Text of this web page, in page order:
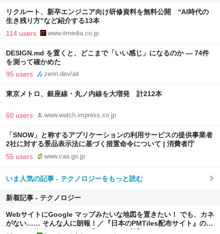
リクルート、新卒エンジニア向け研修資料を無料公開 “AI時代の
生き残り方”など紹介する13本
114 users www.itmedia.co.jp
DESIGN.md を置くと、どこまで「いい感じ」になるのか — 74件
を測って確かめた
95 users zenn.dev/ait
東京メトロ、銀座線・丸ノ内線を大増発 計212本
60 users www.watch.impress.co.jp
「SNOW」と称するアプリケーションの利用サービスの提供事業者
2社に対する景品表示法に基づく措置命令について | 消費者庁
55 users www.caa.go.jp
いま人気の記事 - テクノロジーをもっと読む
新着記事 - テクノロジー
WebサイトにGoogle マップみたいな地図を置きたい！ でも、カネ
がない…… そんな人に朗報！／『日本のPMTiles配布サイト』のデ
ータなら簡単にできるかも【やじうまの杜】